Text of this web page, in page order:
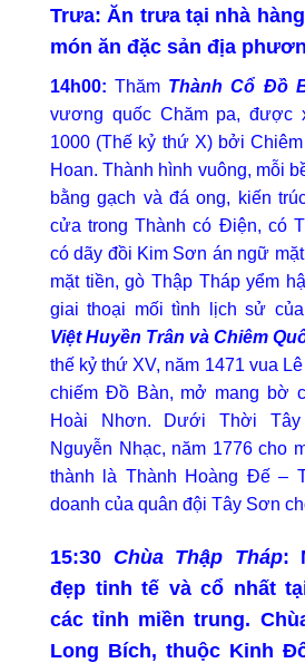
Trưa: Ăn trưa tại nhà
món ăn đặc sản địa
14h00: Thăm Thành Cổ Đồ
vương quốc Chăm pa, được
1000 (Thế kỷ thứ X) bởi
Hoan. Thành hình vuông, mỗi
bằng gạch và đá ong, kiến
cửa trong Thành có Điện, có
có dãy đồi Kim Sơn án ngữ
mặt tiền, gò Thập Tháp yểm
giai thoại mối tình lịch sử
Việt Huyền Trân và Chiêm
thế kỷ thứ XV, năm 1471 vua
chiếm Đồ Bàn, mở mang bờ
Hoài Nhơn. Dưới Thời
Nguyễn Nhạc, năm 1776 cho
thành là Thành Hoàng Đế –
doanh của quân đội Tây Sơn
15:30 Chùa Thập Tháp:
đẹp tinh tế và cổ nhất
các tỉnh miền trung.
Long Bích, thuộc Kinh